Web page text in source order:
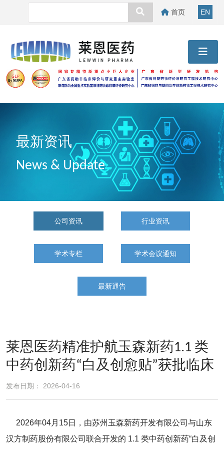
首页 EN
最新资讯
News & Update
公司资讯 行业资讯
学术专栏 学术会议通知
最新通告
莱恩医药精准护航玉森新药1.1 类
中药创新药“白及创愈贴”获批临床
发布日期： 2026-04-16
2026年04月15日，由苏州玉森新药开发有限公司与山东
汉方制药股份有限公司联合开发的 1.1 类中药创新药“白及创